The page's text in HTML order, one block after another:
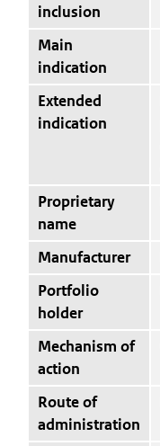
inclusion
Main
indication
Extended
indication
Proprietary
name
Manufacturer
Portfolio
holder
Mechanism of
action
Route of
administration